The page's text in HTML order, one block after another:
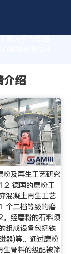
致力于为您量
销报价及技术
介绍
粉及再生工艺研究
德国的磨粉工
混凝土再生工艺
个二档等级的磨
。经磨粉的石料须
组成设备包括铁
器)等。通过磨粉
生骨料的级配被筛